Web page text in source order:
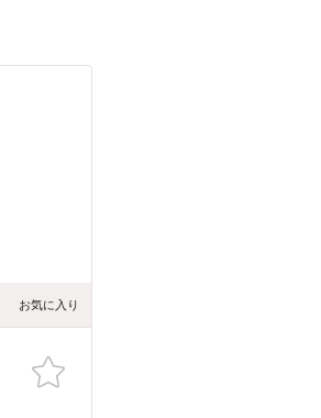
お気に入り